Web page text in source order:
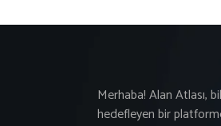
Merhaba! Alan Atlası,
hedefleyen bir